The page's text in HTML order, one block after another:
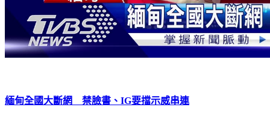
緬甸全國大斷網 禁臉書、IG要擋示威串連